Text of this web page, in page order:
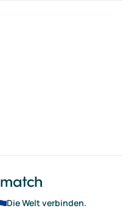
Die Welt verbinden.